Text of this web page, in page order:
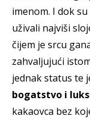
imenom. I dok
uživali najviši
čijem je srcu
zahvaljujući
jednak status te
bogatstvo i
kakaovca bez